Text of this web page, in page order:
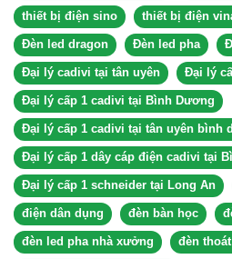
thiết bị điện sino thiết bị điện
Đèn led dragon Đèn led pha
Đại lý cadivi tại tân uyên Đại lý
Đại lý cấp 1 cadivi tại Bình Dương
Đại lý cấp 1 cadivi tại tân uyên bình
Đại lý cấp 1 dây cáp điện cadivi tại
Đại lý cấp 1 schneider tại Long An
điện dân dụng đèn bàn học
đèn led pha nhà xưởng đèn